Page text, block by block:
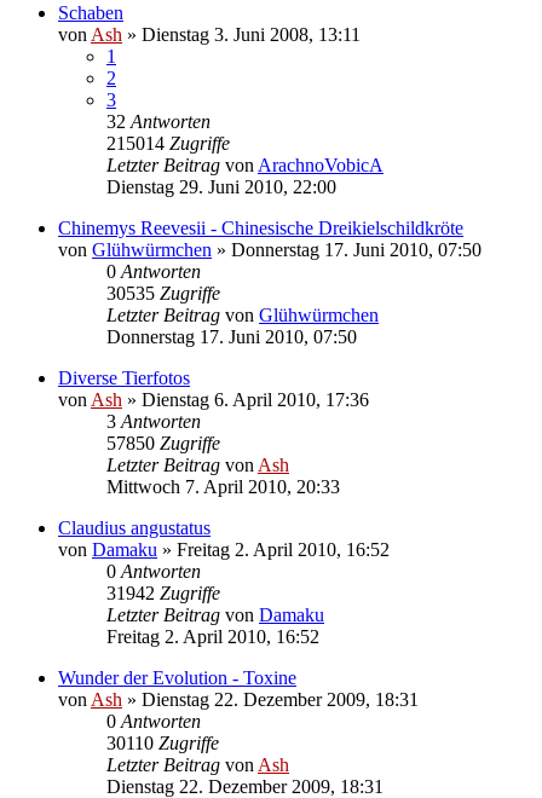
Schaben
von Ash » Dienstag 3. Juni 2008, 13:11
1
2
3
32 Antworten
215014 Zugriffe
Letzter Beitrag von ArachnoVobicA
Dienstag 29. Juni 2010, 22:00
Chinemys Reevesii - Chinesische Dreikielschildkröte
von Glühwürmchen » Donnerstag 17. Juni 2010, 07:50
0 Antworten
30535 Zugriffe
Letzter Beitrag von Glühwürmchen
Donnerstag 17. Juni 2010, 07:50
Diverse Tierfotos
von Ash » Dienstag 6. April 2010, 17:36
3 Antworten
57850 Zugriffe
Letzter Beitrag von Ash
Mittwoch 7. April 2010, 20:33
Claudius angustatus
von Damaku » Freitag 2. April 2010, 16:52
0 Antworten
31942 Zugriffe
Letzter Beitrag von Damaku
Freitag 2. April 2010, 16:52
Wunder der Evolution - Toxine
von Ash » Dienstag 22. Dezember 2009, 18:31
0 Antworten
30110 Zugriffe
Letzter Beitrag von Ash
Dienstag 22. Dezember 2009, 18:31